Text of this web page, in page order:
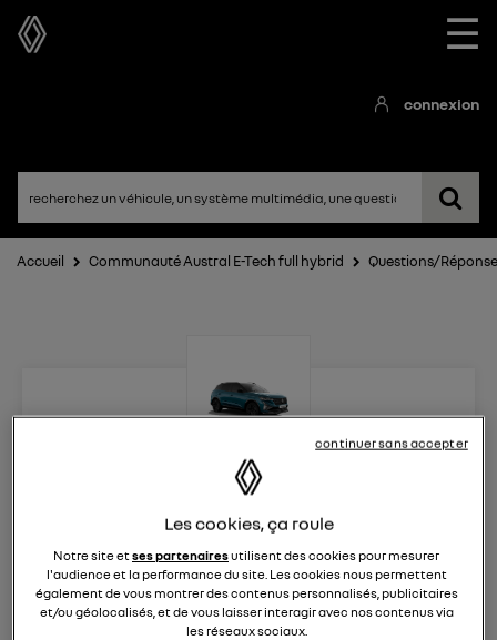
☰
connexion
Accueil Communauté Austral E-Tech full hybrid Questions/
Austral E-Tech full hybrid
Hybride RENAULT
une nouvelle vision hybride du suv
Les cookies, ça roule
Notre site etses partenairesutilisent des cookies pour mesurer
l'audience et la performance du site. Les cookies nous permettent
également de vous montrer des contenus personnalisés, publicitaires
et/ou géolocalisés, et de vous laisser interagir avec nos contenus via
les réseaux sociaux.
continuer sans accepter